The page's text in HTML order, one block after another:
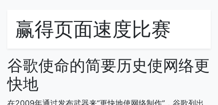
赢得页面速度比赛
谷歌使命的简要历史使网络更
快地
在2009年通过发布武器来“更快地使网络制作”，谷歌列出